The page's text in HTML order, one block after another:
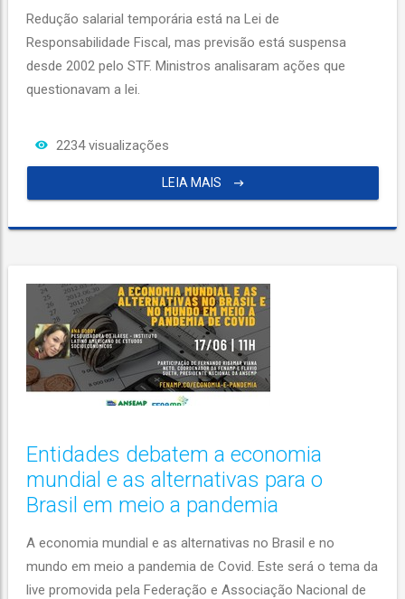
Redução salarial temporária está na Lei de
Responsabilidade Fiscal, mas previsão está suspensa
desde 2002 pelo STF. Ministros analisaram ações que
questionavam a lei.
2234 visualizações
LEIA MAIS
Entidades debatem a economia
mundial e as alternativas para o
Brasil em meio a pandemia
A economia mundial e as alternativas no Brasil e no
mundo em meio a pandemia de Covid. Este será o tema da
live promovida pela Federação e Associação Nacional de